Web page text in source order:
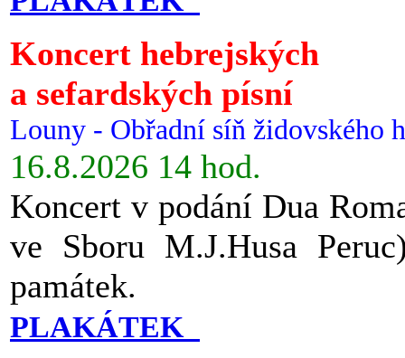
Koncert hebrejských
a sefardských písní
Louny - Obřadní síň židovského
16.8.2026 14 hod.
Koncert v podání Dua
ve Sboru M.J.Husa
památek.
PLAKÁTEK